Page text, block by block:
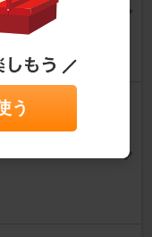
CV4W/CV5W]
ラ
CV4W/CV5W]
う